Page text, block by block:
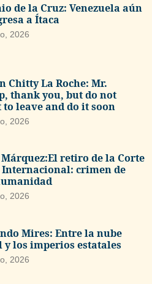
de la Cruz: Venezuela aún
a Ítaca
2026
Chitty La Roche: Mr.
thank you, but do not
to leave and do it soon
2026
retiro de la Corte
Internacional: crimen de
2026
Mires: Entre la nube
y los imperios estatales
2026